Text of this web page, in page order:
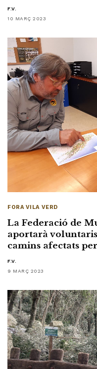
F.V.
10 MARÇ 2023
FORA VILA VERD
La Federació de
aportarà
camins afectats
F.V.
9 MARÇ 2023